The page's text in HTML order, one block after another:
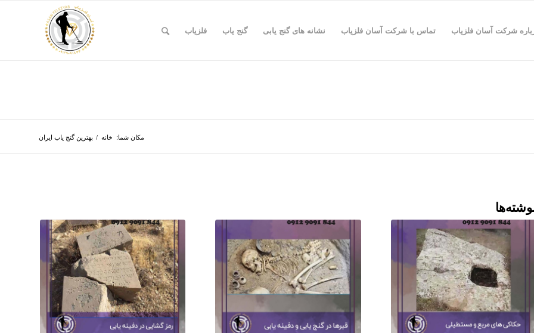
شرکت آسان فلزیاب تماس با شرکت آسان فلزیاب نشانه های گنج یابی گنج یاب فلزیاب
مکان شما: خانه / بهترین گنج یاب ایران